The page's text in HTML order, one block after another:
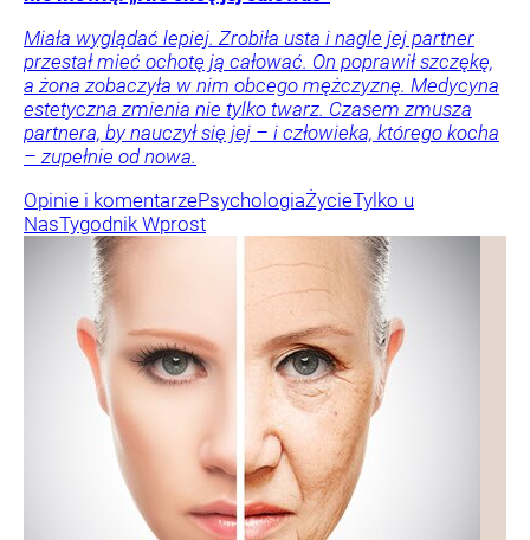
Miała wyglądać lepiej. Zrobiła usta i nagle jej partner
przestał mieć ochotę ją całować. On poprawił szczękę,
a żona zobaczyła w nim obcego mężczyznę. Medycyna
estetyczna zmienia nie tylko twarz. Czasem zmusza
partnera, by nauczył się jej – i człowieka, którego kocha
– zupełnie od nowa.
Opinie i komentarzePsychologiaŻycieTylko u
NasTygodnik Wprost